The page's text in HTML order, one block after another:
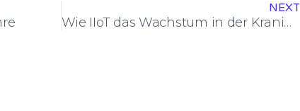
NEXT
Wie IIoT das Wachstum in der Kranindustrie vorantreibt